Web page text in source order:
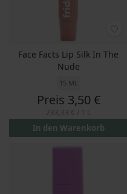
Face Facts Lip Silk In The
Nude
15 ML
Preis 3,50 €
In den Warenkorb